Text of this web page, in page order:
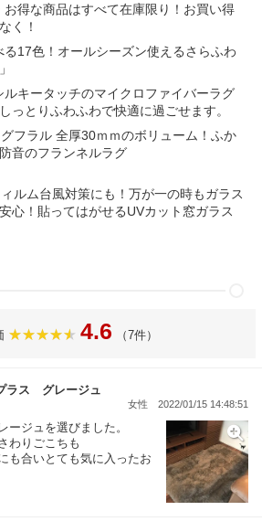
お得な商品はすべて在庫限り！お買い得
く！
る17色！オールシーズン使えるさらふわ
ルキータッチのマイクロファイバーラグ
っとりふわふわで快適に過ごせます。
全厚30ｍｍのボリューム！ふか
音のフランネルラグ
台風対策にも！万が一の時もガラス
心！貼ってはがせるUVカット窓ガラス
4.6 （7件）
ラス グレージュ
女性 2022/01/15 14:48:51
ージュを選びました。
わりごこちも
も合いとても気に入ったお